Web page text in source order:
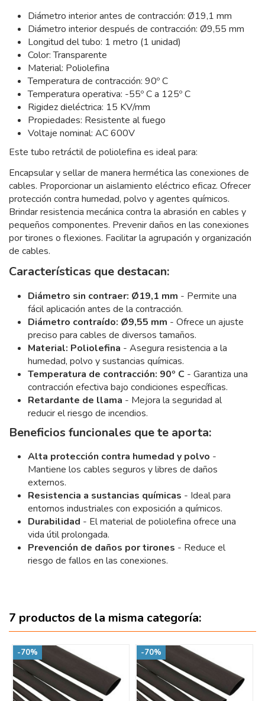
Diámetro interior antes de contracción: Ø19,1 mm
Diámetro interior después de contracción: Ø9,55 mm
Longitud del tubo: 1 metro (1 unidad)
Color: Transparente
Material: Poliolefina
Temperatura de contracción: 90º C
Temperatura operativa: -55º C a 125º C
Rigidez dieléctrica: 15 KV/mm
Propiedades: Resistente al fuego
Voltaje nominal: AC 600V
Este tubo retráctil de poliolefina es ideal para:
Encapsular y sellar de manera hermética las conexiones de
cables. Proporcionar un aislamiento eléctrico eficaz. Ofrecer
protección contra humedad, polvo y agentes químicos.
Brindar resistencia mecánica contra la abrasión en cables y
pequeños componentes. Prevenir daños en las conexiones
por tirones o flexiones. Facilitar la agrupación y organización
de cables.
Características que destacan:
Diámetro sin contraer: Ø19,1 mm - Permite una
fácil aplicación antes de la contracción.
Diámetro contraído: Ø9,55 mm - Ofrece un ajuste
preciso para cables de diversos tamaños.
Material: Poliolefina - Asegura resistencia a la
humedad, polvo y sustancias químicas.
Temperatura de contracción: 90º C - Garantiza una
contracción efectiva bajo condiciones específicas.
Retardante de llama - Mejora la seguridad al
reducir el riesgo de incendios.
Beneficios funcionales que te aporta:
Alta protección contra humedad y polvo -
Mantiene los cables seguros y libres de daños
externos.
Resistencia a sustancias químicas - Ideal para
entornos industriales con exposición a químicos.
Durabilidad - El material de poliolefina ofrece una
vida útil prolongada.
Prevención de daños por tirones - Reduce el
riesgo de fallos en las conexiones.
7 productos de la misma categoría:
-70% -70%